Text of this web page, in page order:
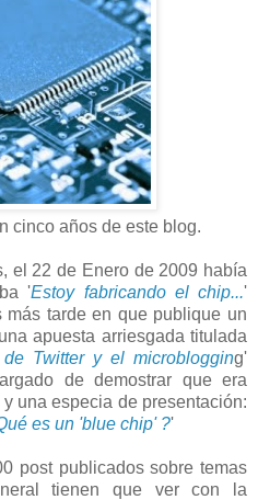
cinco años de este blog.
el 22 de Enero de 2009 había
'Estoy fabricando el chip...'
tarde en que publique un
apuesta arriesgada titulada
Twitter y el microblogging'
de demostrar que era
una especia de presentación:
es un 'blue chip' ?'
post publicados sobre temas
tienen que ver con la